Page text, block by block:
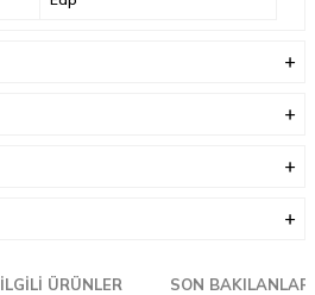
İLGILI ÜRÜNLER SON BAKILANLAR